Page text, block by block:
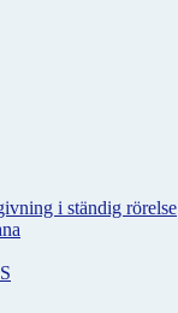
i ständig rörelse